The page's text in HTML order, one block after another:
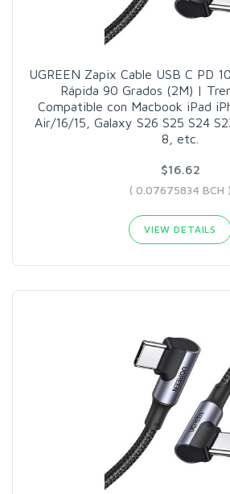
UGREEN Zapix Cable USB C PD
Rápida 90 Grados (2M) |
Compatible con Macbook iPad
Air/16/15, Galaxy S26 S25 S24
8, etc.
$16.62
( 0.07675834 BCH )
VIEW DETAILS